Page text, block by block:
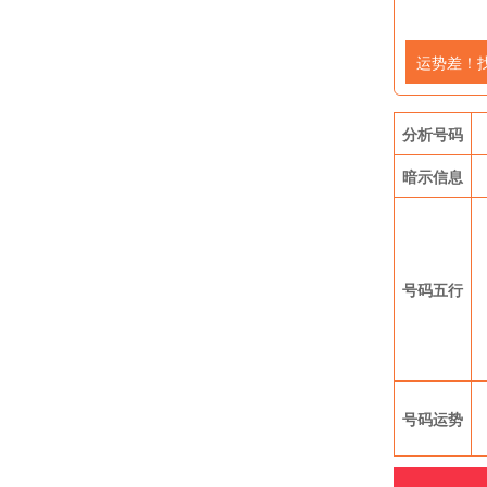
运势差！
分析号码
暗示信息
号码五行
号码运势